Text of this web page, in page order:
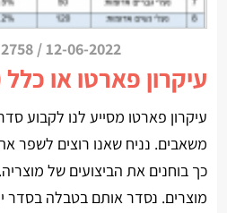
12-06-2022
/ 2758 קוראים/ות
עיקרון פארטו או כלל 80-20
עיקרון פארטו מסייע לנו לקבוע
משאבים. נניח שאנו רוצים לשפר
כך בוחנים את הביצועים של
מוצרים. נסדר אותם בטבלה בסדר